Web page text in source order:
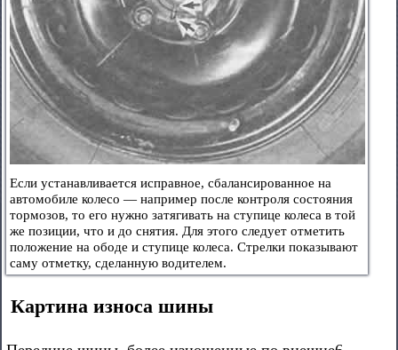
Если устанавливается исправное, сбалансированное на
автомобиле колесо — например после контроля состояния
тормозов, то его нужно затягивать на ступице колеса в той
же позиции, что и до снятия. Для этого следует отметить
положение на ободе и ступице колеса. Стрелки показывают
саму отметку, сделанную водителем.
Картина износа шины